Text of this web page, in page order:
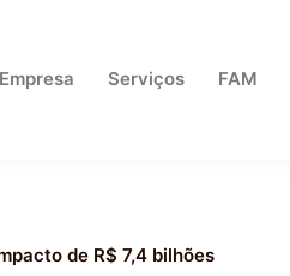
Serviços FAM
de R$ 7,4 bilhões